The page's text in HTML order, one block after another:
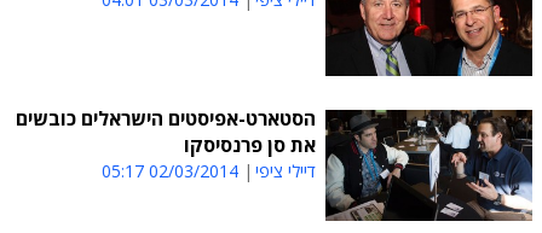
הסטארט-אפיסטים הישראלים כובשים
את סן פרנסיסקו
דיילי ציפי 02/03/2014 05:17